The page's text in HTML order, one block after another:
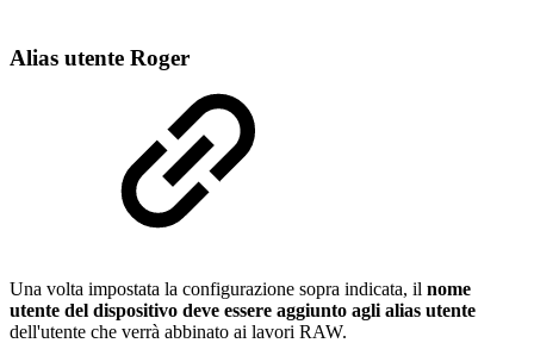
Alias utente Roger
Una volta impostata la configurazione sopra indicata, il nome
utente del dispositivo deve essere aggiunto agli alias utente
dell'utente che verrà abbinato ai lavori RAW.